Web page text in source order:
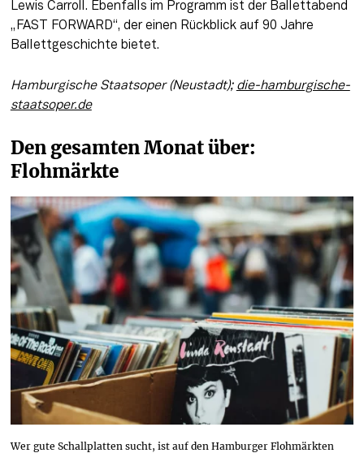
Lewis Carroll. Ebenfalls im Programm ist der Ballettabend
„FAST FORWARD“, der einen Rückblick auf 90 Jahre
Ballettgeschichte bietet.
Hamburgische Staatsoper (Neustadt); die-hamburgische-
staatsoper.de
Den gesamten Monat über:
Flohmärkte
Wer gute Schallplatten sucht, ist auf den Hamburger Flohmärkten